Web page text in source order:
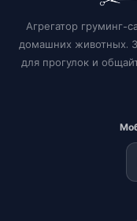
Агрегатор груминг-
домашних животных.
для прогулок и